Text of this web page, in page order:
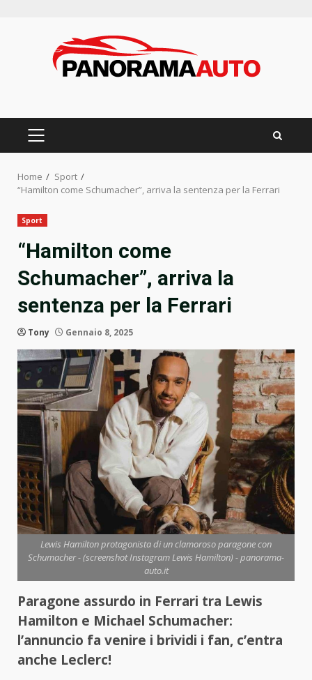
PRIMARY
Home
Sport
“Hamilton come Schumacher”, arriva la sentenza per la Ferrari
Sport
“Hamilton come
Schumacher”, arriva la
sentenza per la Ferrari
Tony Gennaio 8, 2025
Lewis Hamilton protagonista di un clamoroso paragone con
Schumacher - (screenshot Instagram Lewis Hamilton) - panorama-
auto.it
Paragone assurdo in Ferrari tra Lewis
Hamilton e Michael Schumacher:
l’annuncio fa venire i brividi i fan, c’entra
anche Leclerc!